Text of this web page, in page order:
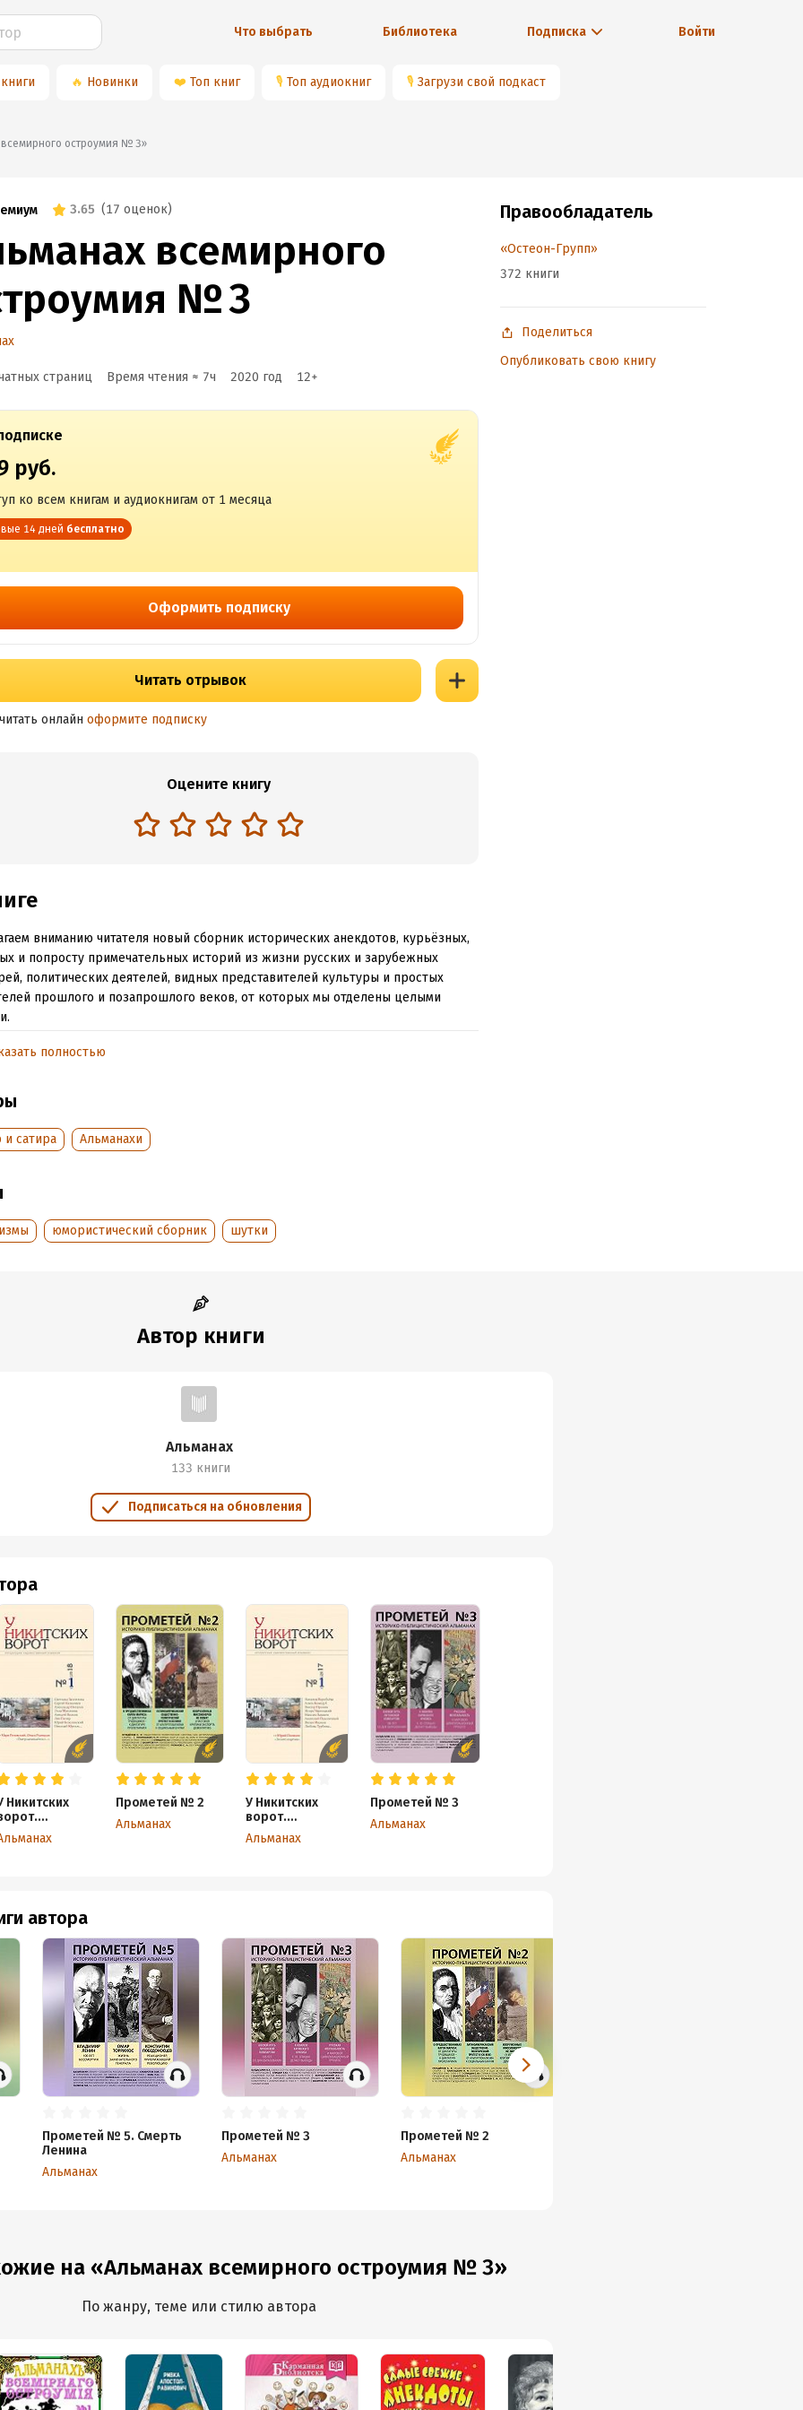
Что выбрать Библиотека Подписка Войти
🔥 Новинки ❤️ Топ книг 🎙 Топ аудиокниг 🎙 Загрузи свой подкаст
всемирного остроумия № 3»
3.65 (17 оценок)
всемирного
№ 3
страниц Время чтения ≈ 7ч 2020 год 12+
руб.
ко всем книгам и аудиокнигам от 1 месяца
14 дней бесплатно
Оформить подписку
Читать отрывок
онлайн оформите подписку
Оцените книгу
вниманию читателя новый сборник исторических анекдотов, курьёзных,
и попросту примечательных историй из жизни русских и зарубежных
политических деятелей, видных представителей культуры и простых
прошлого и позапрошлого веков, от которых мы отделены целыми
462627
2020
полностью
сатира Альманахи
юмористический сборник шутки
Правообладатель
«Остеон-Групп»
372 книги
Поделиться
Опубликовать свою книгу
Автор книги
Альманах
133 книги
Подписаться на обновления
Никитских
Прометей № 2
Альманах
У Никитских
ворот.
Литературно-
художественны
Альманах
Прометей № 3
Альманах
автора
Прометей № 5. Смерть
Ленина
Альманах
Прометей № 3
Альманах
Прометей № 2
Альманах
на «Альманах всемирного остроумия № 3»
По жанру, теме или стилю автора